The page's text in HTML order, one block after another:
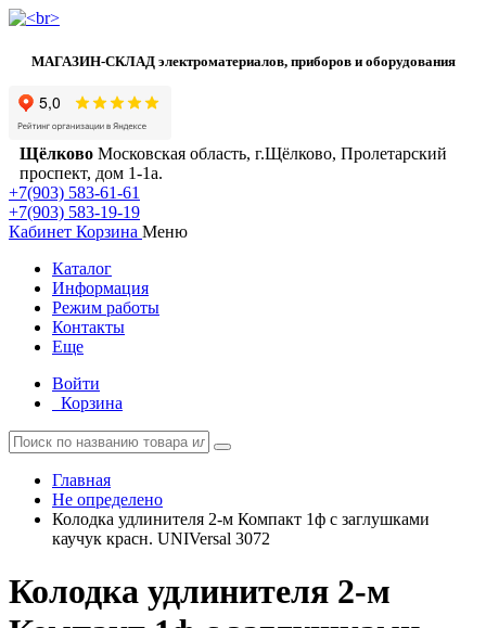
МАГАЗИН-СКЛАД электроматериалов, приборов и оборудования
Щёлково Московская область, г.Щёлково, Пролетарский
проспект, дом 1‑1а.
+7(903) 583-61-61
+7(903) 583-19-19
Кабинет Корзина Меню
Каталог
Информация
Режим работы
Контакты
Еще
Войти
Корзина
Главная
Не определено
Колодка удлинителя 2-м Компакт 1ф с заглушками
каучук красн. UNIVersal 3072
Колодка удлинителя 2-м